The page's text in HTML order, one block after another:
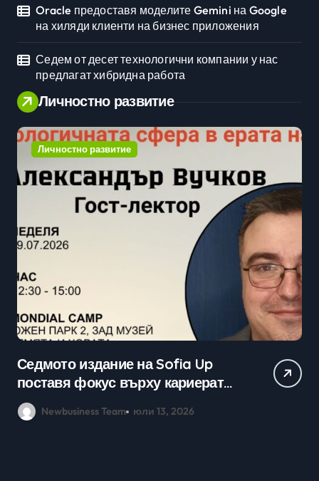
Oracle предоставя моделите Gemini на Google
на хиляди клиенти на бизнес приложения
Седем от десет технологични компании у нас
предлагат хибридна работа
Личностно развитие
Личностно развитие
Практически уроци по бизнес и
кариерно развитие събраха
Newbusiness Team юни 26, 2026